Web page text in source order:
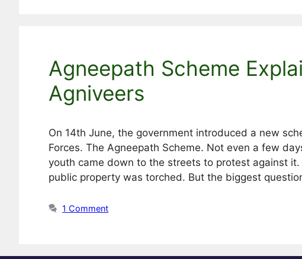
Agneepath Scheme
Agniveers
On 14th June, the government introduced a new
Forces. The Agneepath Scheme. Not even a few
youth came down to the streets to protest against
public property was torched. But the biggest
1 Comment